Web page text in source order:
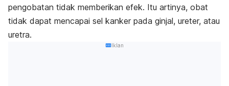
pengobatan tidak memberikan efek. Itu artinya, obat
tidak dapat mencapai sel kanker pada ginjal, ureter, atau
uretra.
Iklan